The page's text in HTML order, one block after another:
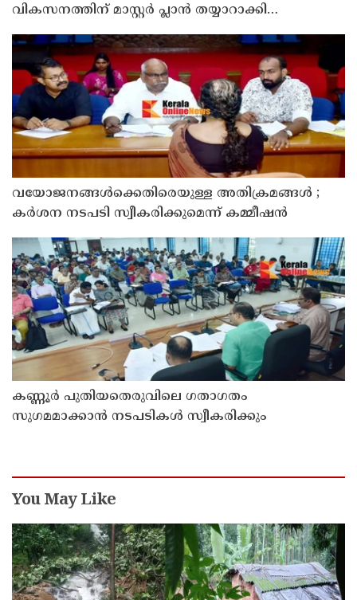
വികസനത്തിന് മാസ്റ്റർ പ്ലാൻ തയ്യാറാക്കി
വയോജനങ്ങൾക്കെതിരെയുള്ള അതിക്രമങ്ങൾ ;
കർശന നടപടി സ്വീകരിക്കുമെന്ന് കമ്മീഷൻ
കണ്ണൂർ പുതിയതെരുവിലെ ഗതാഗതം
സുഗമമാക്കാന്‍ നടപടികള്‍ സ്വീകരിക്കും
You May Like